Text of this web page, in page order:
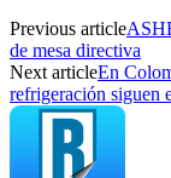
Previous article
de mesa directiva
Next articleEn
refrigeración siguen